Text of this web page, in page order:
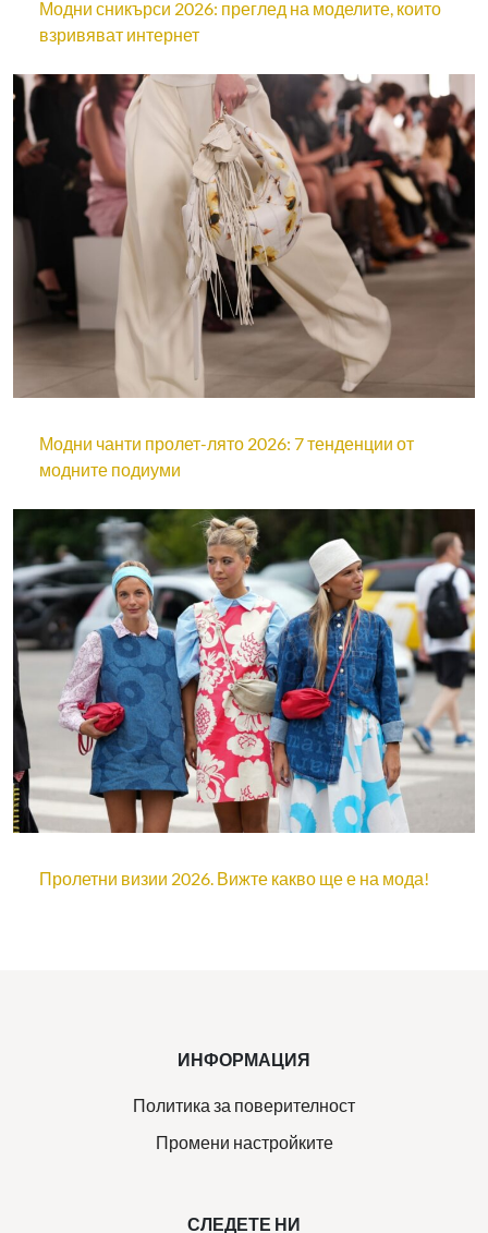
Модни сникърси 2026: преглед на моделите, които
взривяват интернет
Модни чанти пролет-лято 2026: 7 тенденции от
модните подиуми
Пролетни визии 2026. Вижте какво ще е на мода!
ИНФОРМАЦИЯ
Политика за поверителност
Промени настройките
СЛЕДЕТЕ НИ